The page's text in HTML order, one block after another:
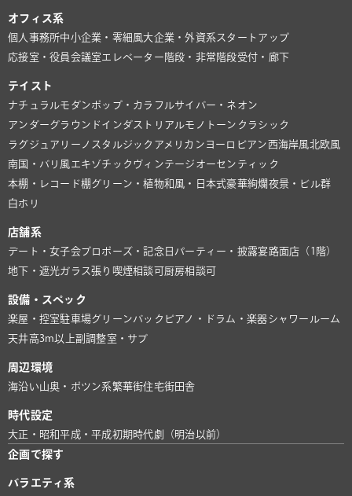
オフィス系
個人事務所中小企業・零細風大企業・外資系スタートアップ
応接室・役員会議室 エレベーター 階段・非常階段受付・廊下
テイスト
ナチュラルモダンポップ・カラフルサイバー・ネオン
アンダーグラウンド インダストリアルモノトーン クラシック
ラグジュアリー ノスタルジック アメリカン ヨーロピアン 西海岸風北欧風
南国・バリ風 エキゾチック ヴィンテージ オーセンティック
本棚・レコード棚グリーン・植物和風・日本式豪華絢爛夜景・ビル群
白ホリ
店舗系
デート・女子会プロポーズ・記念日 パーティー・披露宴路面店（1階）
地下・遮光ガラス張り 喫煙相談可 厨房相談可
設備・スペック
楽屋・控室駐車場グリーンバック ピアノ・ドラム・楽器シャワールーム
天井高3m以上副調整室・サブ
周辺環境
海沿い山奥・ポツン系繁華街住宅街田舎
時代設定
大正・昭和平成・平成初期時代劇（明治以前）
企画で探す
バラエティ系